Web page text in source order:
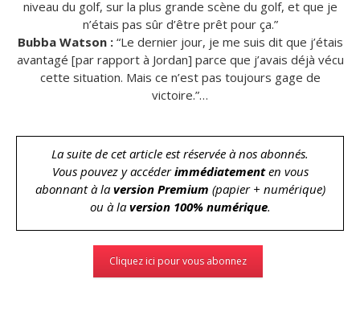
niveau du golf, sur la plus grande scène du golf, et que je
n’étais pas sûr d’être prêt pour ça.”
Bubba Watson :“Le dernier jour, je me suis dit que j’étais
avantagé [par rapport à Jordan] parce que j’avais déjà vécu
cette situation. Mais ce n’est pas toujours gage de
victoire.”…
La suite de cet article est réservée à nos abonnés.
Vous pouvez y accéderimmédiatementen vous
abonnant à la version Premium (papier + numérique)
ou à la version 100% numérique.
Cliquez ici pour vous abonnez